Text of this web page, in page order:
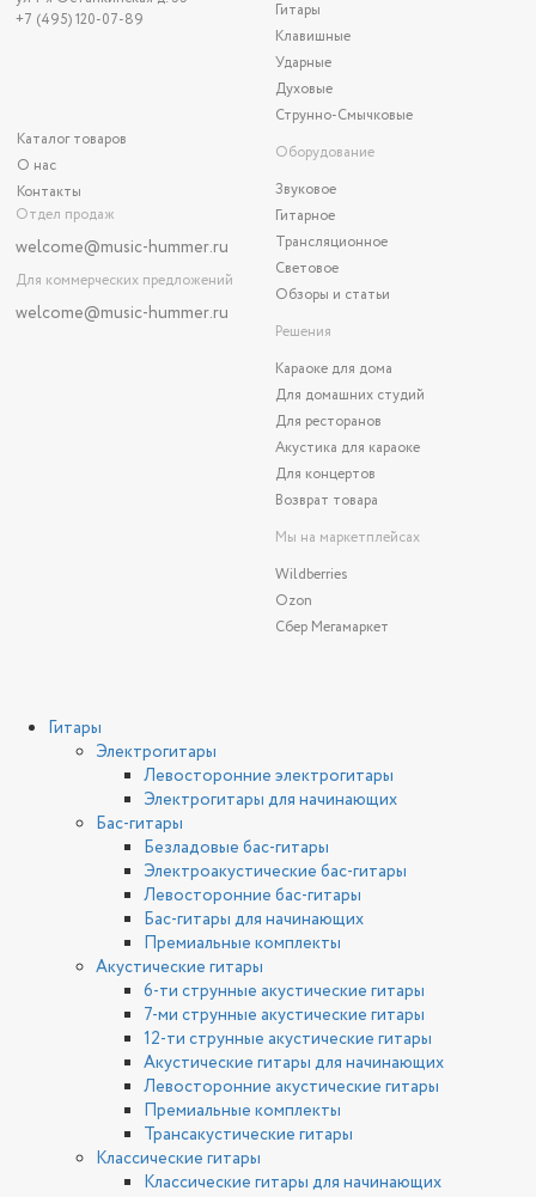
+7 (495) 120-07-89
Каталог товаров
О нас
Контакты
Отдел продаж
welcome@music-hummer.ru
Для коммерческих предложений
welcome@music-hummer.ru
Гитары
Клавишные
Ударные
Духовые
Струнно-Смычковые
Оборудование
Звуковое
Гитарное
Трансляционное
Световое
Обзоры и статьи
Решения
Караоке для дома
Для домашних студий
Для ресторанов
Акустика для караоке
Для концертов
Возврат товара
Мы на маркетплейсах
Wildberries
Ozon
Сбер Мегамаркет
Гитары
Электрогитары
Левосторонние электрогитары
Электрогитары для начинающих
Бас-гитары
Безладовые бас-гитары
Электроакустические бас-гитары
Левосторонние бас-гитары
Бас-гитары для начинающих
Премиальные комплекты
Акустические гитары
6-ти струнные акустические гитары
7-ми струнные акустические гитары
12-ти струнные акустические гитары
Акустические гитары для начинающих
Левосторонние акустические гитары
Премиальные комплекты
Трансакустические гитары
Классические гитары
Классические гитары для начинающих